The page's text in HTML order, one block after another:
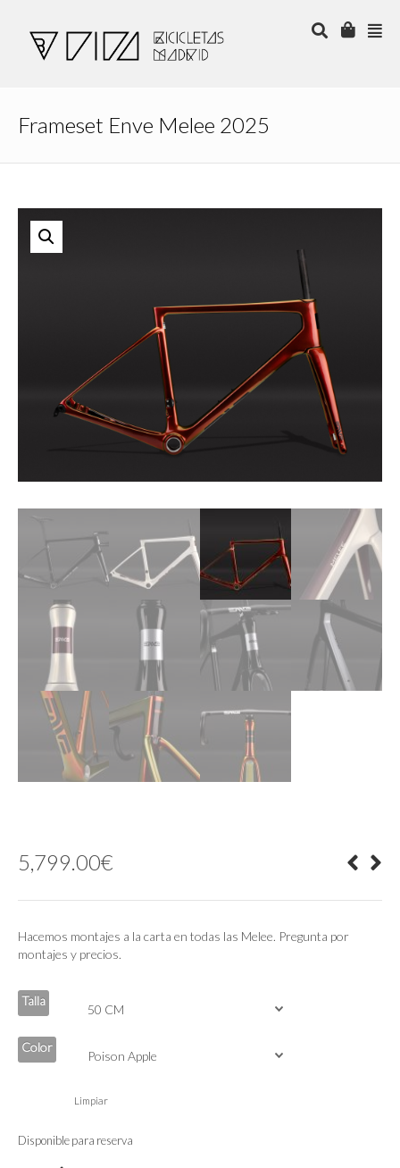
Frameset Enve Melee 2025
5,799.00€
Hacemos montajes a la carta en todas las Melee. Pregunta por
montajes y precios.
Talla
Color
Limpiar
Disponible para reserva